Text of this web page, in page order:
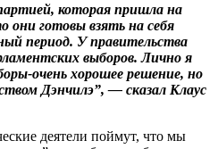
которая пришла на
они готовы взять на себя
период. У правительства
выборов. Лично я
очень хорошее решение, но
Дэнчилэ”, — сказал Клаус
деятели поймут, что мы